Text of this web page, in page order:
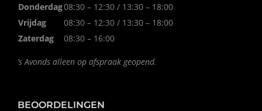
Donderdag08:30 – 12:30 / 13:30 – 18:00
Vrijdag
08:30 – 12:30 / 13:30 – 18:00
Zaterdag
08:30 – 16:00
’s Avonds alleen op afspraak geopend.
BEOORDELINGEN